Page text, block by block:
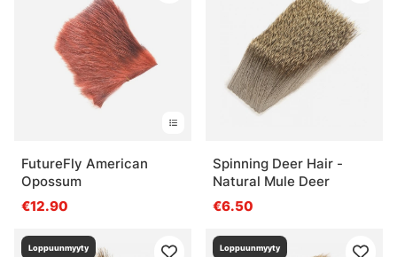
FutureFly American
Opossum
€12.90
Spinning Deer Hair -
Natural Mule Deer
€6.50
Loppuunmyyty Loppuunmyyty